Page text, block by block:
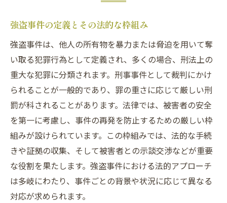
逮捕直後に取るべき初期対応の重要性
弁護士の役割と迅速な対応の具体例
不起訴を目指すための法的手続き
迅速な対応がもたらす不起訴の可能性
法的なサポートが依頼者にもたらす安心
ケーススタディ：迅速な対応で不起訴に至
った例
強盗事件で不起訴になるための法的アプローチ
とその重要性
不起訴を目指すための戦略的な法的アプロ
ーチ
強盗事件の定義とその法的な枠組み
強盗事件は、他人の所有物を暴力または脅迫を用いて奪
い取る犯罪行為として定義され、多くの場合、刑法上の
重大な犯罪に分類されます。刑事事件として裁判にかけ
られることが一般的であり、罪の重さに応じて厳しい刑
罰が科されることがあります。法律では、被害者の安全
を第一に考慮し、事件の再発を防止するための厳しい枠
組みが設けられています。この枠組みでは、法的な手続
きや証拠の収集、そして被害者との示談交渉などが重要
な役割を果たします。強盗事件における法的アプローチ
は多岐にわたり、事件ごとの背景や状況に応じて異なる
対応が求められます。